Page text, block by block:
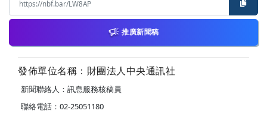
推廣新聞稿
發佈單位名稱：財團法人中央通訊社
新聞聯絡人：訊息服務核稿員
聯絡電話：02-25051180